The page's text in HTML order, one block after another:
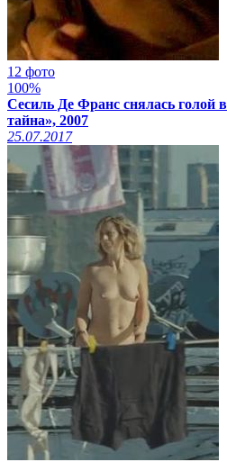
12 фото
100%
Сесиль Де Франс снялась голой
тайна», 2007
25.07.2017